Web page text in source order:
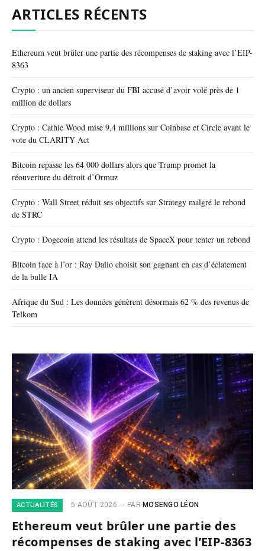
ARTICLES RÉCENTS
Ethereum veut brûler une partie des récompenses de staking avec l’EIP-
8363
Crypto : un ancien superviseur du FBI accusé d’avoir volé près de 1
million de dollars
Crypto : Cathie Wood mise 9,4 millions sur Coinbase et Circle avant le
vote du CLARITY Act
Bitcoin repasse les 64 000 dollars alors que Trump promet la
réouverture du détroit d’Ormuz
Crypto : Wall Street réduit ses objectifs sur Strategy malgré le rebond
de STRC
Crypto : Dogecoin attend les résultats de SpaceX pour tenter un rebond
Bitcoin face à l’or : Ray Dalio choisit son gagnant en cas d’éclatement
de la bulle IA
Afrique du Sud : Les données génèrent désormais 62 % des revenus de
Telkom
ACTUALITÉS 5 AOÛT 2026 PAR MOSENGO LÉON
Ethereum veut brûler une partie des
récompenses de staking avec l’EIP-8363